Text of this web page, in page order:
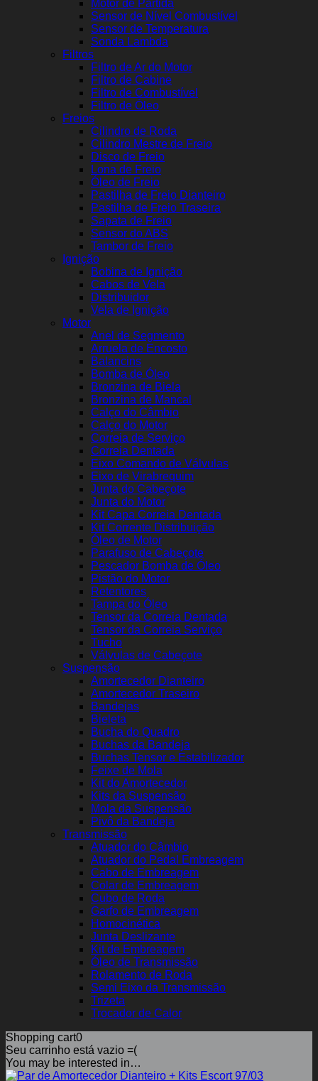
Motor de Partida
Sensor de Nível Combustível
Sensor de Temperatura
Sonda Lambda
Filtros
Filtro de Ar do Motor
Filtro de Cabine
Filtro de Combustível
Filtro de Óleo
Freios
Cilindro de Roda
Cilindro Mestre de Freio
Disco de Freio
Lona de Freio
Óleo de Freio
Pastilha de Freio Dianteiro
Pastilha de Freio Traseira
Sapata de Freio
Sensor do ABS
Tambor de Freio
Ignição
Bobina de Ignição
Cabos de Vela
Distribuidor
Vela de Ignição
Motor
Anel de Segmento
Arruela de Encosto
Balancins
Bomba de Óleo
Bronzina de Biela
Bronzina de Mancal
Calço do Câmbio
Calço do Motor
Correia de Serviço
Correia Dentada
Eixo Comando de Válvulas
Eixo de Virabrequim
Junta do Cabeçote
Junta do Motor
Kit Capa Correia Dentada
Kit Corrente Distribuição
Óleo de Motor
Parafuso de Cabeçote
Pescador Bomba de Óleo
Pistão do Motor
Retentores
Tampa do Óleo
Tensor da Correia Dentada
Tensor da Correia Serviço
Tucho
Válvulas de Cabeçote
Suspensão
Amortecedor Dianteiro
Amortecedor Traseiro
Bandejas
Bieleta
Bucha do Quadro
Buchas da Bandeja
Buchas Tensor e Estabilizador
Feixe de Mola
Kit do Amortecedor
Kits da Suspensão
Mola da Suspensão
Pivô da Bandeja
Transmissão
Atuador do Câmbio
Atuador do Pedal Embreagem
Cabo de Embreagem
Colar de Embreagem
Cubo de Roda
Garfo de Embreagem
Homocinética
Junta Deslizante
Kit de Embreagem
Óleo de Transmissão
Rolamento de Roda
Semi Eixo da Transmissão
Trizeta
Trocador de Calor
Shopping cart0
Seu carrinho está vazio =(
You may be interested in…